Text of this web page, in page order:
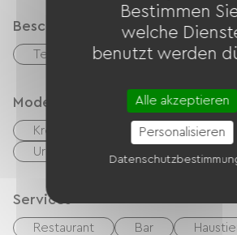
Beschreibung
Terrasse
Modes de paiement
Kreditkarte Schecks
Urlaubsgutscheine (ANCV)
Services
Restaurant Bar
Bestimmen
welche
benutzt werden
Alle akzeptieren
Personalisieren